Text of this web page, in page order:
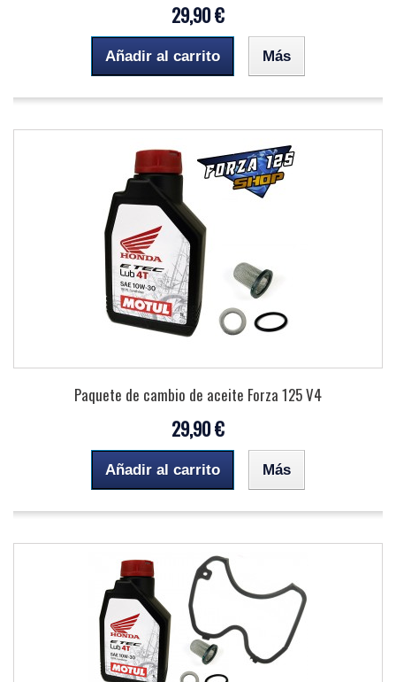
29,90 €
Añadir al carrito Más
Paquete de cambio de aceite Forza 125 V4
29,90 €
Añadir al carrito Más